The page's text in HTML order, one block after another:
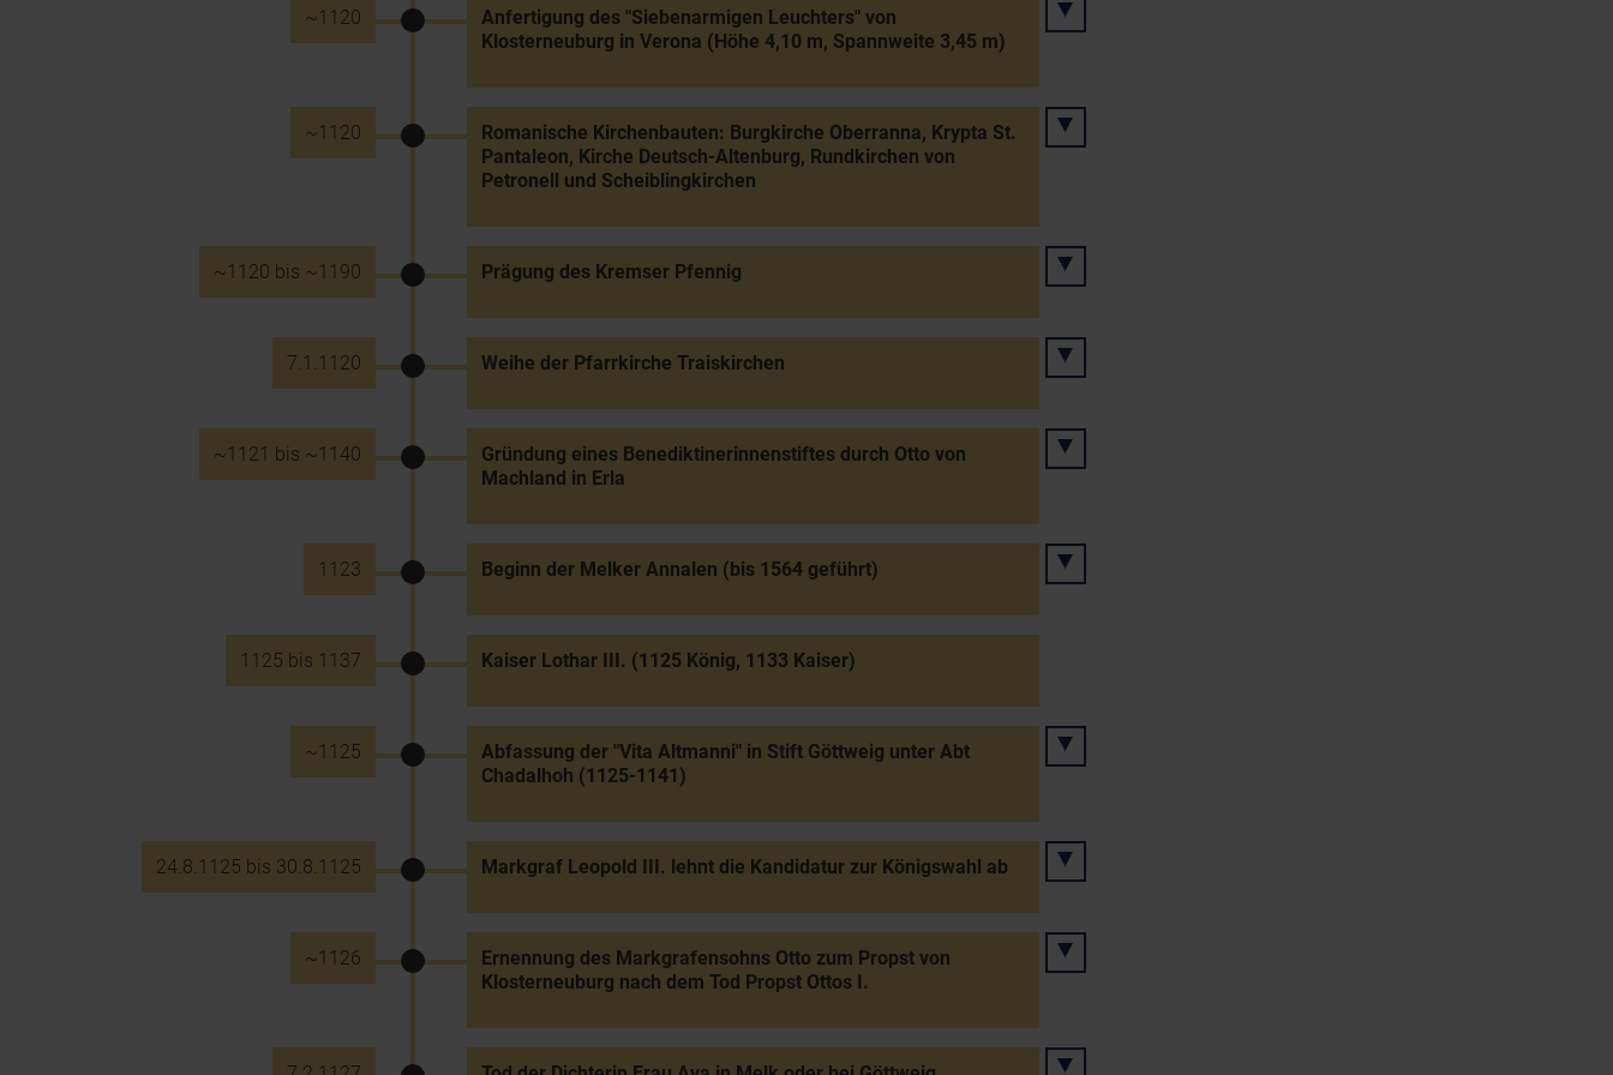
~1120
Anfertigung des "Siebenarmigen Leuchters" von
Klosterneuburg in Verona (Höhe 4,10 m, Spannweite 3,45 m)
~1120
Romanische Kirchenbauten: Burgkirche Oberranna, Krypta St.
Pantaleon, Kirche Deutsch-Altenburg, Rundkirchen von
Petronell und Scheiblingkirchen
~1120 bis ~1190 Prägung des Kremser Pfennig
7.1.1120 Weihe der Pfarrkirche Traiskirchen
~1121 bis ~1140
Gründung eines Benediktinerinnenstiftes durch Otto von
Machland in Erla
1123 Beginn der Melker Annalen (bis 1564 geführt)
1125 bis 1137 Kaiser Lothar III. (1125 König, 1133 Kaiser)
~1125
Abfassung der "Vita Altmanni" in Stift Göttweig unter Abt
Chadalhoh (1125-1141)
24.8.1125 bis 30.8.1125 Markgraf Leopold III. lehnt die Kandidatur zur Königswahl ab
~1126
Ernennung des Markgrafensohns Otto zum Propst von
Klosterneuburg nach dem Tod Propst Ottos I.